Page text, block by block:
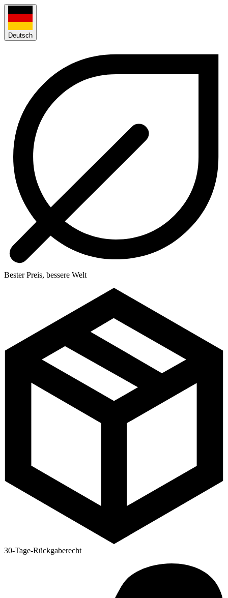
Deutsch
Bester Preis, bessere Welt
30-Tage-Rückgaberecht